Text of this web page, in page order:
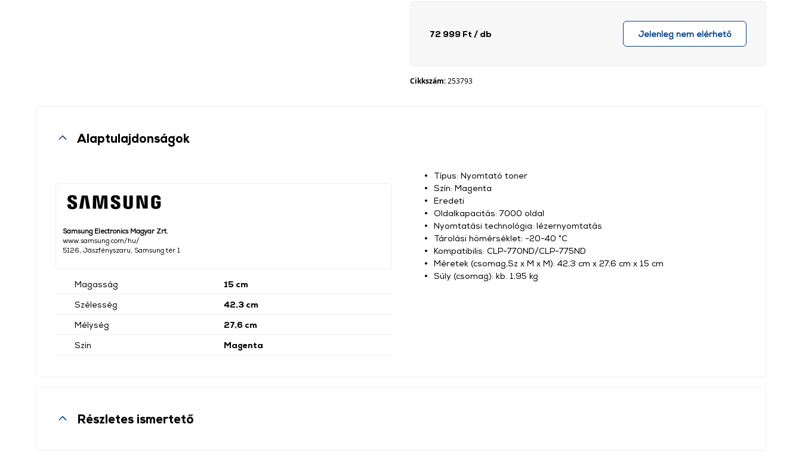
72 999 Ft / db Jelenleg nem elérhető
Cikkszám:253793
Alaptulajdonságok
Samsung Electronics Magyar Zrt.
www.samsung.com/hu/
5126, Jászfényszaru, Samsung tér 1
Magasság
15 cm
Szélesség
42,3 cm
Mélység
27,6 cm
Szín
Magenta
Típus: Nyomtató toner
Szín: Magenta
Eredeti
Oldalkapacitás: 7000 oldal
Nyomtatási technológia: lézernyomtatás
Tárolási hőmérséklet: -20-40 °C
Kompatibilis: CLP-770ND/CLP-775ND
Méretek (csomag,Sz x M x M): 42,3 cm x 27,6 cm x 15 cm
Súly (csomag): kb. 1,95 kg
Részletes ismertető